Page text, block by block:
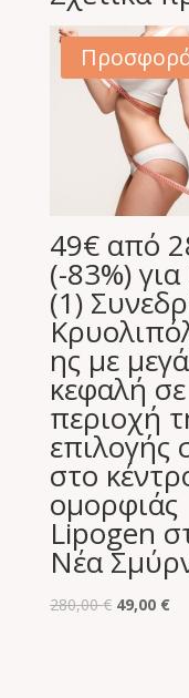
49€ από
(-83%) για
(1)
ης με
κεφαλή σε
περιοχή
επιλογής
στο
ομορφιάς
Lipogen
Νέα
280,00€ Original
49,00 €Η